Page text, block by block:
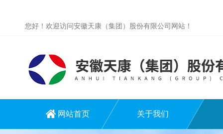
您好！欢迎访问安徽天康（集团）股份有限公司网站！
网站首页 关于我们